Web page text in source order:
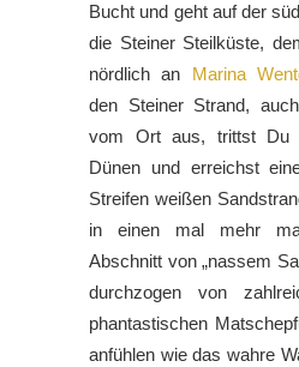
Bucht und geht auf der
die Steiner Steilküste,
nördlich an Marina
den Steiner Strand,
vom Ort aus, trittst Du
Dünen und erreichst
Streifen weißen
in einen mal mehr
Abschnitt von „nassem
durchzogen von
phantastischen
anfühlen wie das wahre